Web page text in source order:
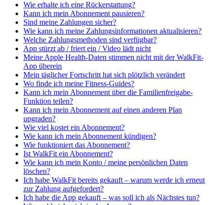
Wie erhalte ich eine Rückerstattung?
Kann ich mein Abonnement pausieren?
Sind meine Zahlungen sicher?
Wie kann ich meine Zahlungsinformationen aktualisieren?
Welche Zahlungsmethoden sind verfügbar?
App stürzt ab / friert ein / Video lädt nicht
Meine Apple Health-Daten stimmen nicht mit der WalkFit-
App überein
Mein täglicher Fortschritt hat sich plötzlich verändert
Wo finde ich meine Fitness-Guides?
Kann ich mein Abonnement über die Familienfreigabe-
Funktion teilen?
Kann ich mein Abonnement auf einen anderen Plan
upgraden?
Wie viel kostet ein Abonnement?
Wie kann ich mein Abonnement kündigen?
Wie funktioniert das Abonnement?
Ist WalkFit ein Abonnement?
Wie kann ich mein Konto / meine persönlichen Daten
löschen?
Ich habe WalkFit bereits gekauft – warum werde ich erneut
zur Zahlung aufgefordert?
Ich habe die App gekauft – was soll ich als Nächstes tun?